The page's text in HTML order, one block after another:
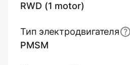
RWD (1 motor)
Тип электродвигателя
PMSM